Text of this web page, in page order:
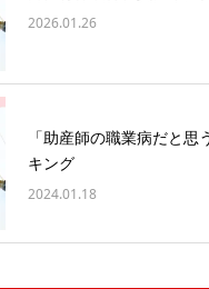
2026.01.26
「助産師の職業病だと思
キング
2024.01.18